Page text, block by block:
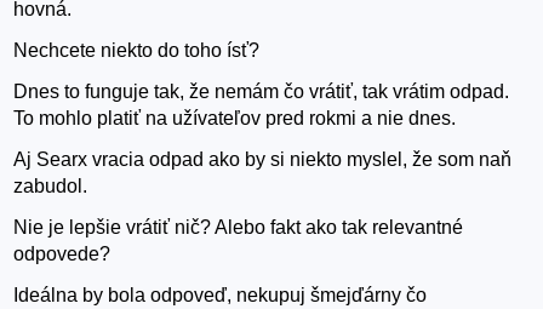
hovná.
Nechcete niekto do toho ísť?
Dnes to funguje tak, že nemám čo vrátiť, tak vrátim odpad.
To mohlo platiť na užívateľov pred rokmi a nie dnes.
Aj Searx vracia odpad ako by si niekto myslel, že som naň
zabudol.
Nie je lepšie vrátiť nič? Alebo fakt ako tak relevantné
odpovede?
Ideálna by bola odpoveď, nekupuj šmejďárny čo